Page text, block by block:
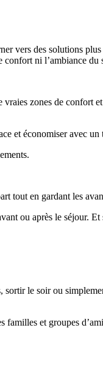
vers des solutions
ni l’ambiance du
zones de confort
et économiser avec
tout en gardant les
ou après le séjour. Et
le soir ou
familles et groupes